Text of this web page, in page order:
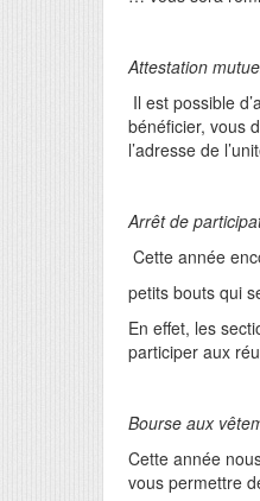
Attestation
Il est possible
bénéficier, vous
l’adresse de
Arrêt de
Cette année
petits bouts qui
En effet, les
participer aux
Bourse aux
Cette année
vous permettre